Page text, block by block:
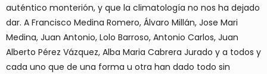
auténtico monterión, y que la climatología no nos ha dejado
dar. A Francisco Medina Romero, Álvaro Millán, Jose Mari
Medina, Juan Antonio, Lolo Barroso, Antonio Carlos, Juan
Alberto Pérez Vázquez, Alba Maria Cabrera Jurado y a todos y
cada uno que de una forma u otra han dado todo sin